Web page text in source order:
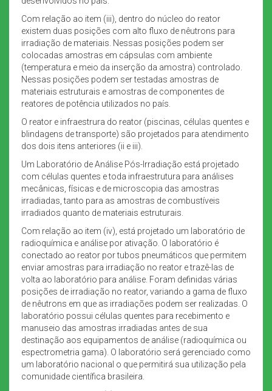
Com relação ao item (iii), dentro do núcleo do reator
existem duas posições com alto fluxo de nêutrons para
irradiação de materiais. Nessas posições podem ser
colocadas amostras em cápsulas com ambiente
(temperatura e meio da inserção da amostra) controlado.
Nessas posições podem ser testadas amostras de
materiais estruturais e amostras de componentes de
reatores de potência utilizados no país.
O reator e infraestrura do reator (piscinas, células quentes e
blindagens de transporte) são projetados para atendimento
dos dois itens anteriores (ii e iii).
Um Laboratório de Análise Pós-Irradiação está projetado
com células quentes e toda infraestrutura para análises
mecânicas, físicas e de microscopia das amostras
irradiadas, tanto para as amostras de combustíveis
irradiados quanto de materiais estruturais.
Com relação ao item (iv), está projetado um laboratório de
radioquímica e análise por ativação. O laboratório é
conectado ao reator por tubos pneumáticos que permitem
enviar amostras para irradiação no reator e trazê-las de
volta ao laboratório para análise. Foram definidas várias
posições de irradiação no reator, variando a gama de fluxo
de nêutrons em que as irradiações podem ser realizadas. O
laboratório possui células quentes para recebimento e
manuseio das amostras irradiadas antes de sua
destinação aos equipamentos de análise (radioquímica ou
espectrometria gama). O laboratório será gerenciado como
um laboratório nacional o que permitirá sua utilização pela
comunidade científica brasileira.